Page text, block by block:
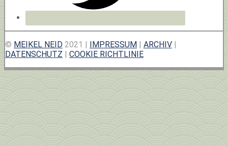
© MEIKEL NEID 2021 | IMPRESSUM | ARCHIV |
DATENSCHUTZ | COOKIE RICHTLINIE